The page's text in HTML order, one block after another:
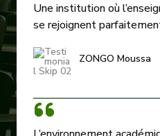
Une institution où
se rejoignent
ZONGO Moussa